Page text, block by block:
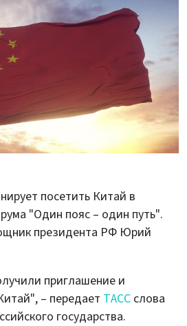
посетить Китай в
"Один пояс – один путь".
президента РФ Юрий
приглашение и
– передает ТАСС слова
государства.